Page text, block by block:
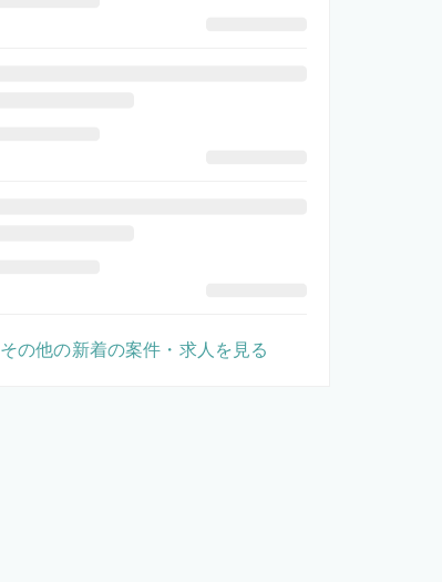
その他の新着の案件・求人を見る